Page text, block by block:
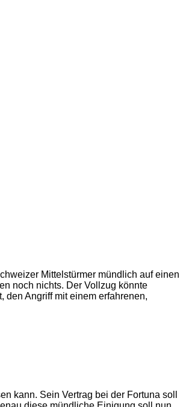
Mittelstürmer mündlich auf einen
noch nichts. Der Vollzug könnte
den Angriff mit einem erfahrenen,
kann. Sein Vertrag bei der Fortuna soll